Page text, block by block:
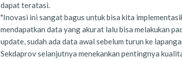
dapat teratasi.
​"Inovasi ini sangat bagus untuk bisa kita
mendapatkan data yang akurat lalu bisa melakukan
update, sudah ada data awal sebelum turun ke
​Sekdaprov selanjutnya menekankan pentingnya